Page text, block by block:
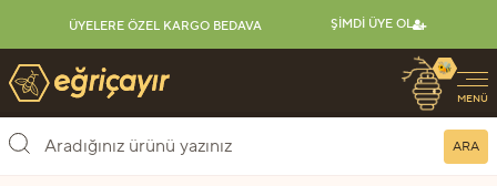
ÜYELERE ÖZEL KARGO BEDAVA ŞIMDI ÜYE OL
Eğriçayır Organik Arı Ürünleri 🐝
MENÜ
ARA